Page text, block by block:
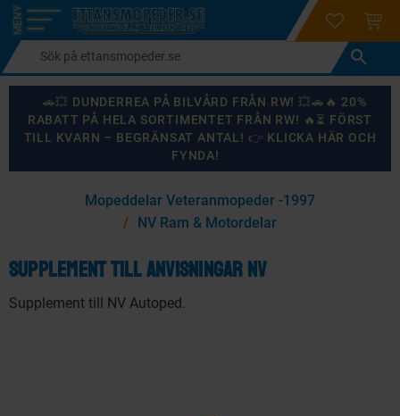
Meny
login
🚗💥 DUNDERREA PÅ BILVÅRD FRÅN RW! 💥🚗🔥 20%
RABATT PÅ HELA SORTIMENTET FRÅN RW! 🔥⏳ FÖRST
TILL KVARN – BEGRÄNSAT ANTAL! 👉 KLICKA HÄR OCH
FYNDA!
KANSKE NÅGON AV DESSA PRODUKTER KAN INTRESSERA
Mopeddelar Veteranmopeder -1997
NV Ram & Motordelar
Supplement till anvisningar NV
Supplement till NV Autoped.